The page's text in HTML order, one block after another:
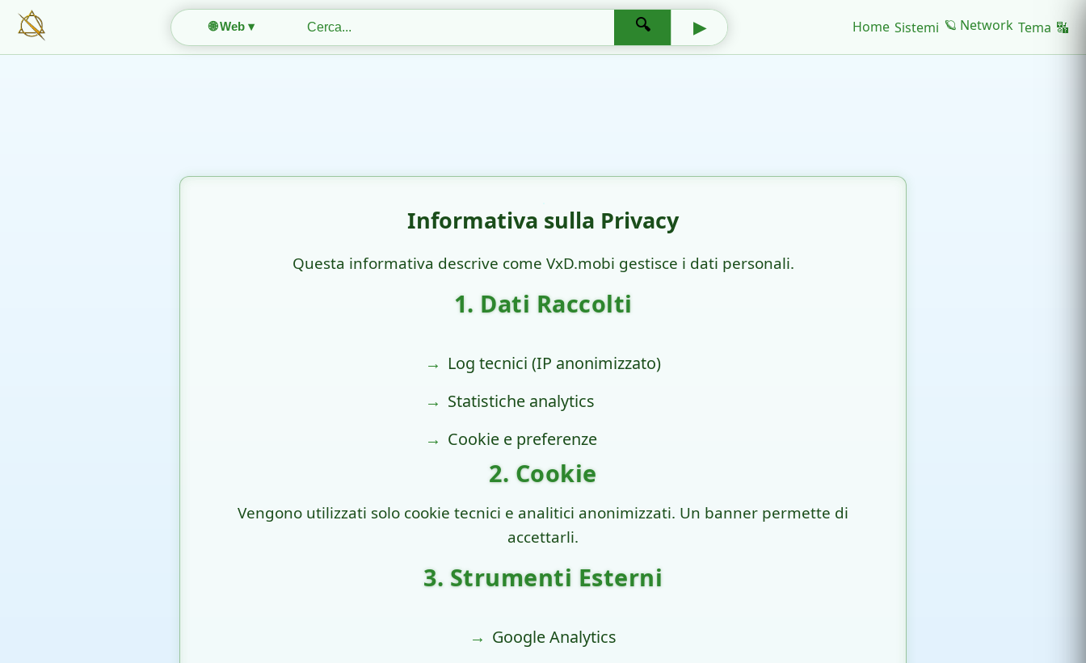
🌐 Web ▾ 🔍 ▶ Home Sistemi 🪐 Network Tema 🔣
Informativa sulla Privacy
Questa informativa descrive come VxD.mobi gestisce i dati personali.
1. Dati Raccolti
Log tecnici (IP anonimizzato)
Statistiche analytics
Cookie e preferenze
2. Cookie
Vengono utilizzati solo cookie tecnici e analitici anonimizzati. Un banner permette di
accettarli.
3. Strumenti Esterni
Google Analytics